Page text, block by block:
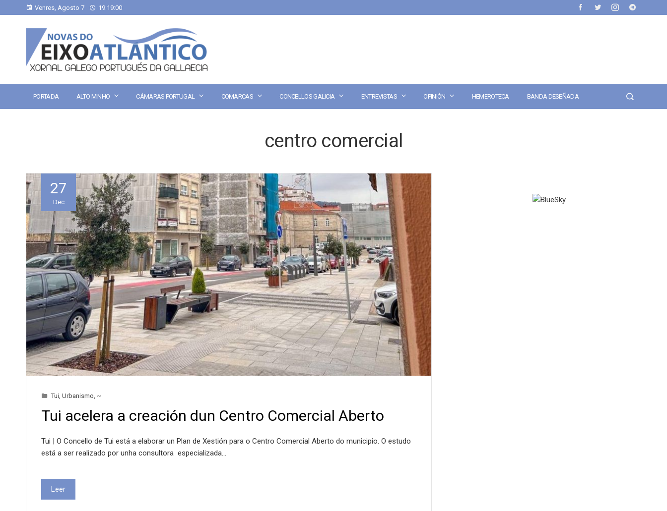
Venres, Agosto 7 19:19:01
PORTADA ALTO MINHO CÁMARAS PORTUGAL COMARCAS CONCELLOS GALICIA ENTREVISTAS OPINIÓN HEMEROTECA BANDA DESEÑADA
centro comercial
27
Dec
Tui Urbanismo ~
Tui acelera a creación dun Centro Comercial Aberto
Tui | O Concello de Tui está a elaborar un Plan de Xestión para o Centro Comercial Aberto do municipio. O estudo
está a ser realizado por unha consultora especializada…
Leer